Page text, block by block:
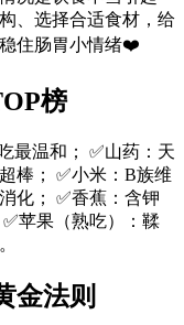
、选择合适食材，给
住肠胃小情绪❤️
榜
最温和； ✅山药：天
棒； ✅小米：B族维
化； ✅香蕉：含钾
苹果（熟吃）：鞣
金法则